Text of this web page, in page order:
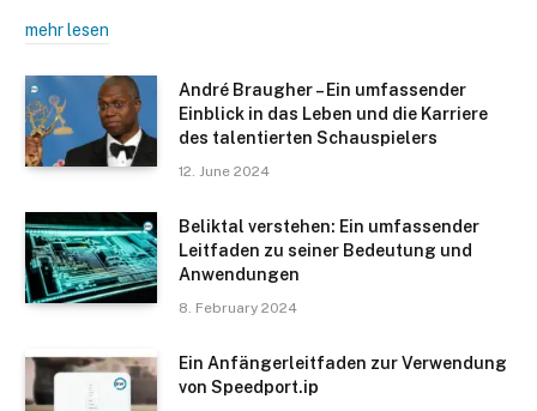
mehr lesen
André Braugher – Ein umfassender
Einblick in das Leben und die Karriere
des talentierten Schauspielers
12. June 2024
Beliktal verstehen: Ein umfassender
Leitfaden zu seiner Bedeutung und
Anwendungen
8. February 2024
Ein Anfängerleitfaden zur Verwendung
von Speedport.ip